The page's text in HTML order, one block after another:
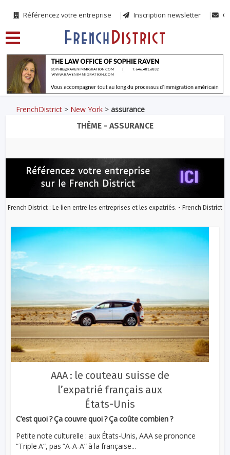
Référencez votre entreprise Inscription newsletter
FrenchDistrict > New York >assurance
THÈME - ASSURANCE
French District : Le lien entre les entreprises et les expatriés. - French District
AAA : le couteau suisse de
l’expatrié français aux
États-Unis
C’est quoi ? Ça couvre quoi ? Ça coûte combien ?
Petite note culturelle : aux États-Unis, AAA se prononce
“Triple A“, pas “A-A-A” à la française...